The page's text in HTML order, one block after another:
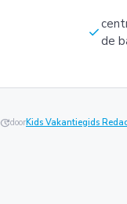
checkde
updatedoorKids Vakantiegids